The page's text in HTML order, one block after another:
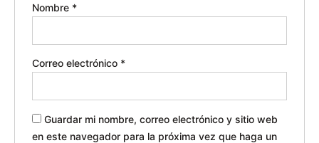
Nombre *
Correo electrónico *
Guardar mi nombre, correo electrónico y sitio web
en este navegador para la próxima vez que haga un